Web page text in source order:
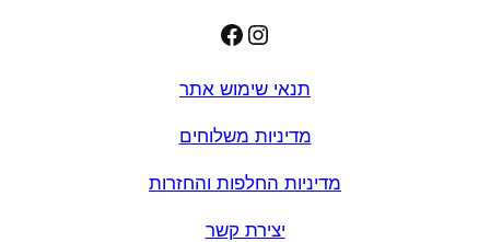
Instagram
Facebook
תנאי שימוש אתר
מדיניות משלוחים
מדיניות החלפות והחזרות
יצירת קשר